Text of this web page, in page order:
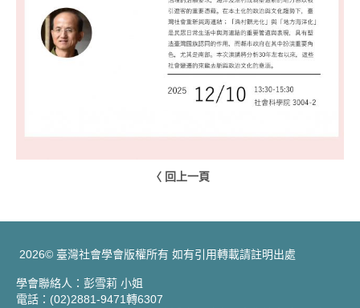
〈 回上一頁
2026© 臺灣社會學會版權所有 如有引用轉載請註明出處
學會聯絡人：彭雪莉 小姐
電話：(02)2881-9471轉6307